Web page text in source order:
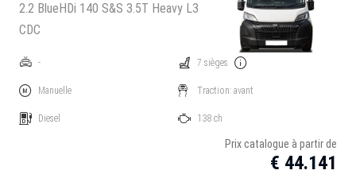
2.2 BlueHDi 140 S&S 3.5T Heavy L3
CDC
-
Manuelle
Diesel
7 sièges
Traction: avant
138 ch
Prix catalogue à partir de
€ 44.141